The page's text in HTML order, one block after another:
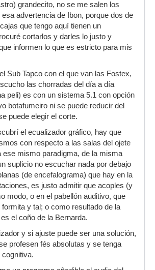
grandecito, no se me salen los
advertencia de Ibon, porque dos de
que tengo aquí tienen un
cortarlos y darles lo justo y
informen lo que es estricto para mis
Sub Tapco con el que van las Fostex,
las chorradas del día a día
peli) es con un sistema 5.1 con opción
botafumeiro ni se puede reducir del
puede elegir el corte.
el ecualizador gráfico, hay que
con respecto a las salas del ojete
ese mismo paradigma, de la misma
suplicio no escuchar nada por debajo
(de encefalograma) que hay en la
es justo admitir que acoples (y
modo, o en el pabellón auditivo, que
y tal; o como resultado de la
el coño de la Bernarda.
y si ajuste puede ser una solución,
profesen fés absolutas y se tenga
cognitiva.